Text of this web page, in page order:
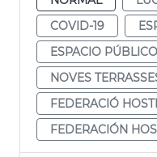
COVID-19
ESPACIO PÚBLICO
NOVES
FEDERACIÓ
FEDERACIÓN